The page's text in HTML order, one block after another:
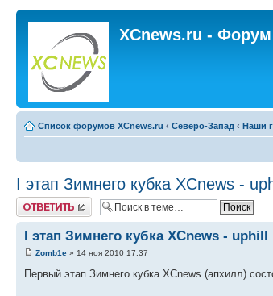
XCnews.ru - Форум
Список форумов XCnews.ru ‹ Северо-Запад ‹ Наши
I этап Зимнего кубка XCnews -
Ответить
I этап Зимнего кубка XCnews - uphill
Zomb1e » 14 ноя 2010 17:37
Первый этап Зимнего кубка XCnews (апхилл)